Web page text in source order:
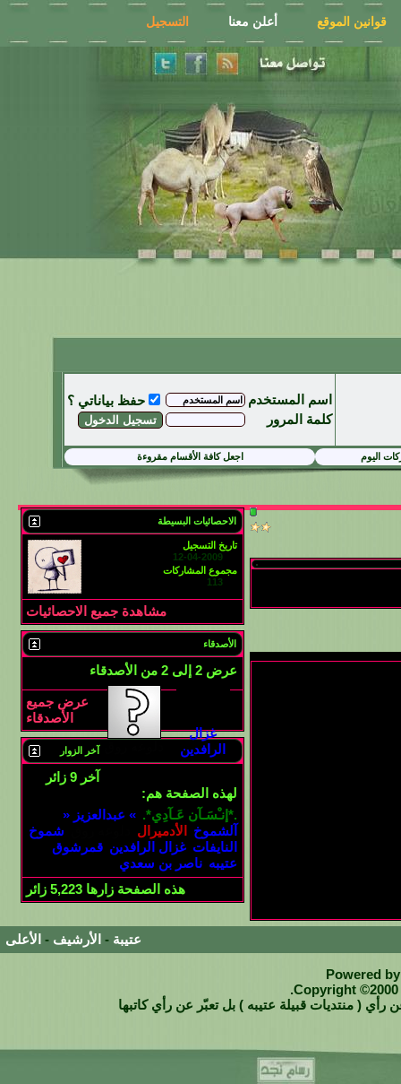
قوانين الموقع أعلن معنا التسجيل
اسم المستخدم
حفظ بياناتي ؟
كلمة المرور
اليوم اجعل كافة الأقسام مقروءة
الاحصائيات البسيطة
تاريخ التسجيل
12-04-2009
مجموع المشاركات
113
مشاهدة جميع الاحصائيات
الأصدقاء
عرض 2 إلى 2 من الأصدقاء
غزال
الرافدين
عرض جميع
الأصدقاء
آخر الزوار
آخر 9 زائر
لهذه الصفحة هم:
.*إنـْسَـآن عَـآدِي*. » عبدالعزيز «
آلشموخ
الأدميرال
شموخ
النايفات غزال الرافدين قمرشوق
عتيبه ناصر بن سعدي
هذه الصفحة زارها 5,223 زائر
عتيبة - الأرشيف - الأعلى
Powered
Copyright ©2000
رأي ( منتديات قبيلة عتيبه ) بل تعبّر عن رأي كاتبها